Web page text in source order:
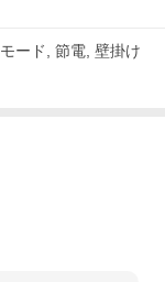
ード, 節電, 壁掛け